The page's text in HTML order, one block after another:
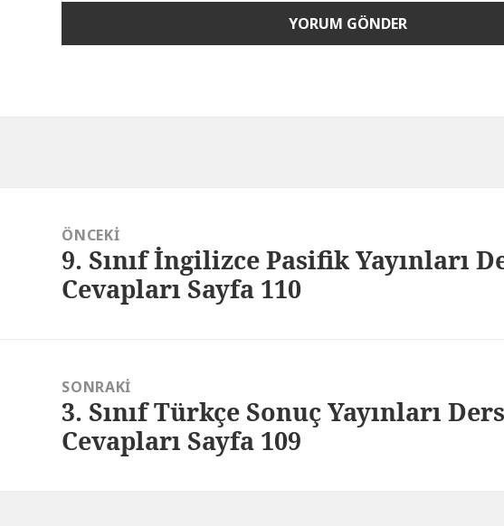
gezinmesiÖNCEKI
Önceki
yazı:
9. Sınıf İngilizce Pasifik Yayınları
Cevapları Sayfa 110
SONRAKI
Sonraki
yazı:
3. Sınıf Türkçe Sonuç Yayınları
Cevapları Sayfa 109